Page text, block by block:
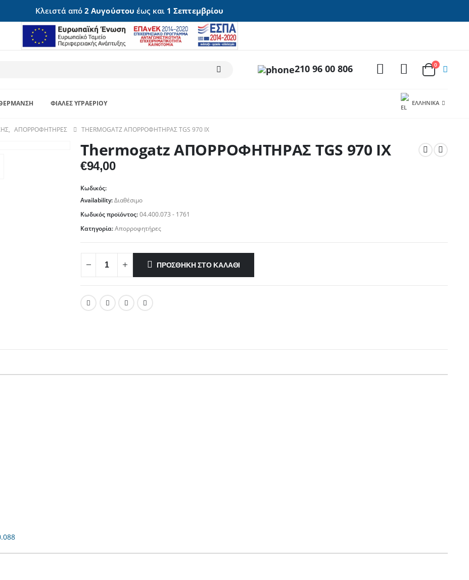
Κλειστά από 2 Αυγούστου έως και 1 Σεπτεμβρίου
210 96 00 806 0
ΦΙΆΛΕΣ ΥΓΡΑΕΡΊΟΥ ΕΛΛΗΝΙΚΆ
, ΑΠΟΡΡΟΦΗΤΉΡΕΣ THERMOGATZ ΑΠΟΡΡΟΦΗΤΗΡΑΣ TGS 970 IX
Thermogatz ΑΠΟΡΡΟΦΗΤΗΡΑΣ TGS 970 IX
€94,00
Κωδικός:
Availability:Διαθέσιμο
Κωδικός προϊόντος:04.400.073 - 1761
Κατηγορία:Απορροφητήρες
ΠΡΟΣΘΉΚΗ ΣΤΟ ΚΑΛΆΘΙ